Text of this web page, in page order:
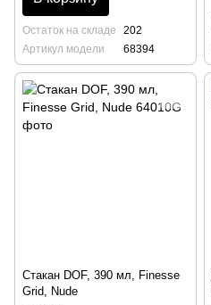
Остаток на складе
202
Артикул модели
68394
Стакан DOF, 390 мл, Finesse
Grid, Nude